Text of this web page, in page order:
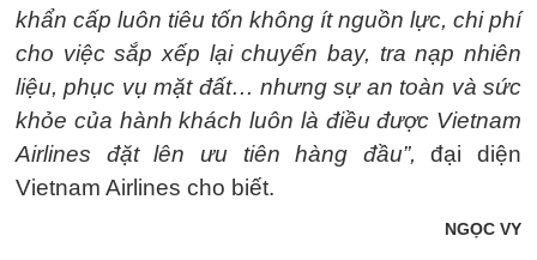
khẩn cấp luôn tiêu tốn không ít nguồn lực, chi phí
cho việc sắp xếp lại chuyến bay, tra nạp nhiên
liệu, phục vụ mặt đất… nhưng sự an toàn và sức
khỏe của hành khách luôn là điều được Vietnam
Airlines đặt lên ưu tiên hàng đầu”, đại diện
Vietnam Airlines cho biết.
NGỌC VY